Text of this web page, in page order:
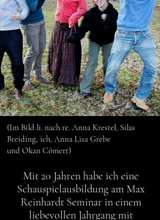
(Im Bild li. nach re. Anna Krestel, Silas
Breiding, ich, Anna Lisa Grebe
undOkan Cömert)
Mit 20 Jahren habe ich eine
Schauspielausbildung am Max
Reinhardt Seminar in einem
liebevollen Jahrgang mit